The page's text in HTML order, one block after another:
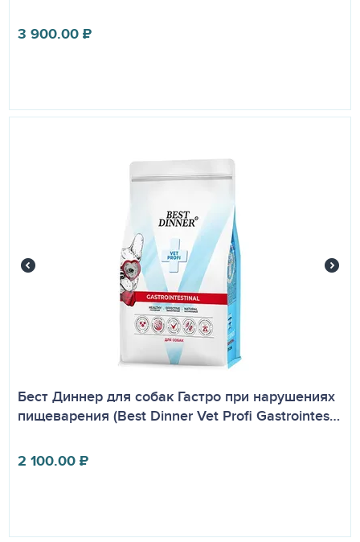
3 900.00₽
Бест Диннер для собак Гастро при нарушениях
пищеварения (Best Dinner Vet Profi Gastrointes…
2 100.00₽